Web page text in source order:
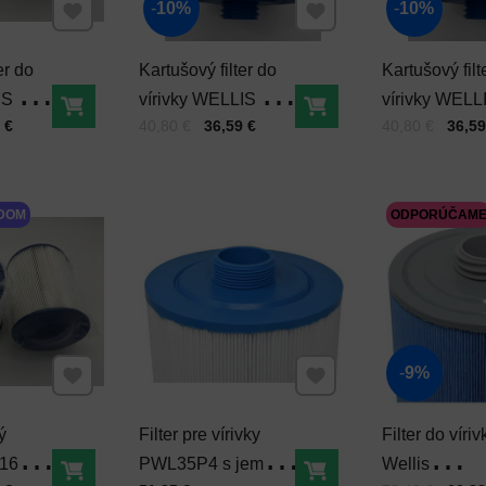
do
142-
€ Do košíka
Kartušový filter do
vírivky WELLIS 142-
177 hrubý závit P3
Cena s DPH36,59 €
Pred zľavou: Do košíka
10%
Kartušový
vírivky
150 hrubý
Cena s DPH
Pred zľavou:
10%
Do košíka
Filter pre vírivky
PWL35P4 s jemným
Do košíka
Pridať k Obľúbeným
Filter do
Wellis
ODPORÚČAME
9%